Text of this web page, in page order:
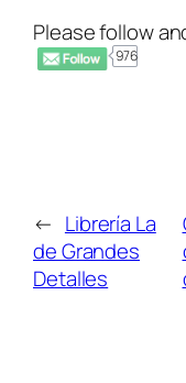
Please follow
976
← Librería La
de Grandes
Detalles